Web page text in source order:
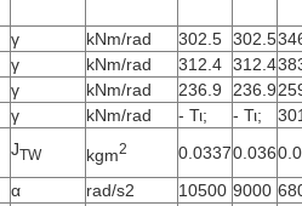
γ kNm/rad 302.5 302.5
γ kNm/rad 312.4 312.4
γ kNm/rad 236.9 236.9
γ kNm/rad - Τι; - Τι;
JTW kgm2 0.03370.036
α rad/s2 10500 9000